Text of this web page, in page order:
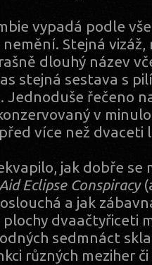
vypadá podle
Stejná
dlouhý název
stejná sestava s
Jednoduše řečeno
v
více než dvaceti
jak dobře se
Eclipse Conspiracy
a jak
dvaačtyřiceti
sedmnáct
různých meziher